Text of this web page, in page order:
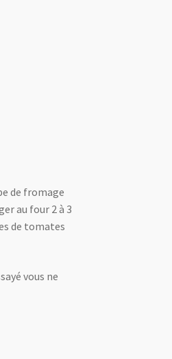
de fromage
au four 2 à 3
de tomates
vous ne